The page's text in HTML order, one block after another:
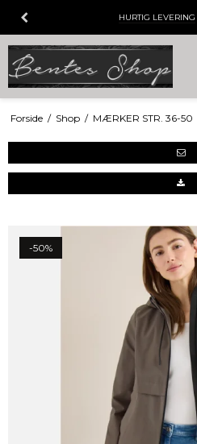
HURTIG LEVERING
Forside / Shop / MÆRKER STR. 36-50
-50%